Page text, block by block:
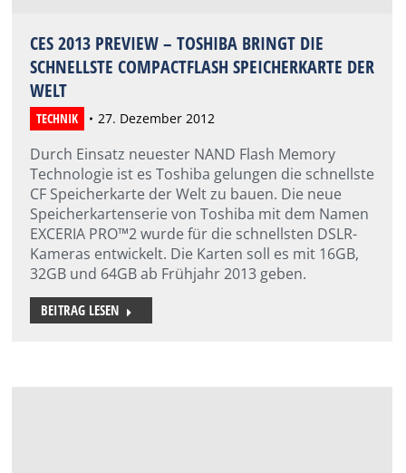
CES 2013 PREVIEW – TOSHIBA BRINGT DIE
SCHNELLSTE COMPACTFLASH SPEICHERKARTE DER
WELT
TECHNIK 27. Dezember 2012
Durch Einsatz neuester NAND Flash Memory
Technologie ist es Toshiba gelungen die schnellste
CF Speicherkarte der Welt zu bauen. Die neue
Speicherkartenserie von Toshiba mit dem Namen
EXCERIA PRO™2 wurde für die schnellsten DSLR-
Kameras entwickelt. Die Karten soll es mit 16GB,
32GB und 64GB ab Frühjahr 2013 geben.
BEITRAG LESEN